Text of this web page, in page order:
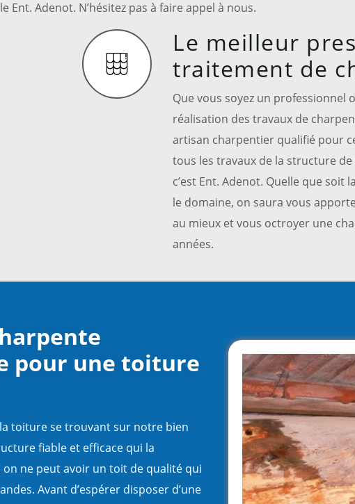
Ent. Adenot. N’hésitez pas à faire appel à nous.
Le meilleur
traitement de
Que vous soyez un professionnel
réalisation des travaux de
artisan charpentier qualifié pour
tous les travaux de la structure
c’est Ent. Adenot. Quelle que soit
le domaine, on saura vous
au mieux et vous octroyer une
années.
pour une toiture
toiture se trouvant sur notre bien
fiable et efficace qui la
ne peut avoir un toit de qualité qui
Avant d’espérer disposer d’une